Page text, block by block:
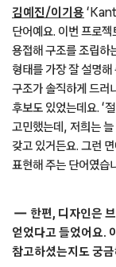
김예진/이기용
단어예요. 이번 프로
용접해 구조를 조립하
형태를 가장 잘 설명
구조가 솔직하게 드러
후보도 있었는데요. ‘
고민했는데, 저희는
갖고 있거든요. 그런
표현해 주는 단어였습
한편, 디자인은
얻었다고 들었어요.
참고하셨는지도 궁금